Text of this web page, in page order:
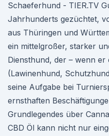
Schaeferhund - TIER.TV
Jahrhunderts gezüchtet,
aus Thüringen und
ein mittelgroßer, starker
Diensthund, der – wenn
(Lawinenhund,
seine Aufgabe bei
ernsthaften
Grundlegendes über
CBD Öl kann nicht nur